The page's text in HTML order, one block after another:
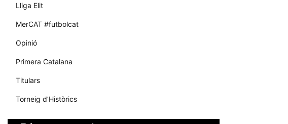
Lliga Elit
MerCAT #futbolcat
Opinió
Primera Catalana
Titulars
Torneig d’Històrics